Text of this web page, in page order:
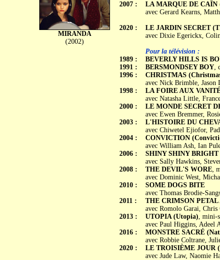
MIRANDA
(2002)
2007 :
2020 :
1989 :
1991 :
1996 :
1998 :
2000 :
2003 :
2004 :
2006 :
2008 :
2010 :
2011 :
2013 :
2016 :
2020 :
LA MARQUE DE CAÏN
avec Gerard Kearns,
LE JARDIN SECRET
avec Dixie Egerickx,
Pour la télévision :
BEVERLY HILLS IS
BERSMONDSEY BOY,
CHRISTMAS
avec Nick Brimble, Jason
LA FOIRE AUX
avec Natasha Little,
LE MONDE SECRET
avec Ewen Bremmer,
L'HISTOIRE DU
avec Chiwetel Ejiofor,
CONVICTION
avec William Ash, Ian
SHINY SHINY
avec Sally Hawkins,
THE DEVIL'S WORE,
avec Dominic West,
SOME DOGS BITE
avec Thomas Brodie-
THE CRIMSON
avec Romolo Garai,
UTOPIA (Utopia), mini-
avec Paul Higgins, Adeel
MONSTRE SACRÉ
avec Robbie Coltrane,
LE TROISIÈME JOUR
avec Jude Law, Naomie